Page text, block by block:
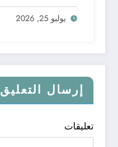
يوليو 25, 2026
إرسال التعليق
تعليقات